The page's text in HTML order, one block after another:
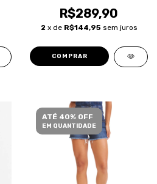
R$289,90
2 x de R$144,95 sem juros
COMPRAR
ATÉ 40% OFF
EM QUANTIDADE